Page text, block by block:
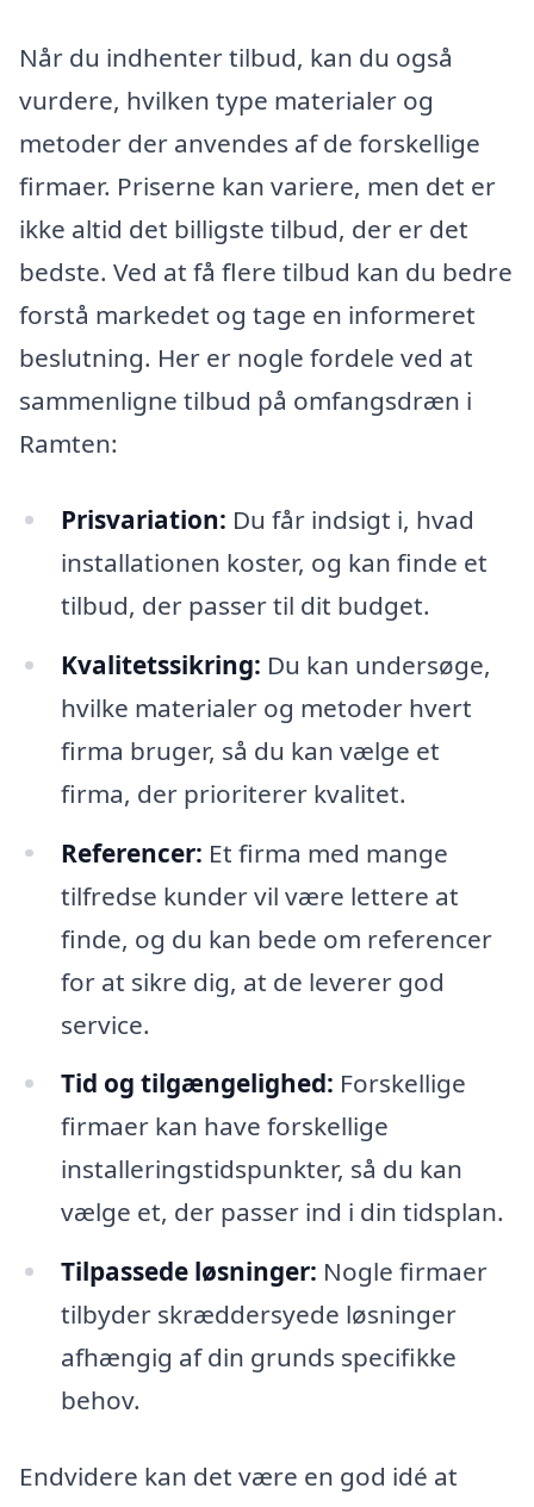
Når du indhenter tilbud, kan du også
vurdere, hvilken type materialer og
metoder der anvendes af de forskellige
firmaer. Priserne kan variere, men det er
ikke altid det billigste tilbud, der er det
bedste. Ved at få flere tilbud kan du bedre
forstå markedet og tage en informeret
beslutning. Her er nogle fordele ved at
sammenligne tilbud på omfangsdræn i
Ramten:
Prisvariation: Du får indsigt i, hvad
installationen koster, og kan finde et
tilbud, der passer til dit budget.
Kvalitetssikring: Du kan undersøge,
hvilke materialer og metoder hvert
firma bruger, så du kan vælge et
firma, der prioriterer kvalitet.
Referencer: Et firma med mange
tilfredse kunder vil være lettere at
finde, og du kan bede om referencer
for at sikre dig, at de leverer god
service.
Tid og tilgængelighed: Forskellige
firmaer kan have forskellige
installeringstidspunkter, så du kan
vælge et, der passer ind i din tidsplan.
Tilpassede løsninger: Nogle firmaer
tilbyder skræddersyede løsninger
afhængig af din grunds specifikke
behov.
Endvidere kan det være en god idé at